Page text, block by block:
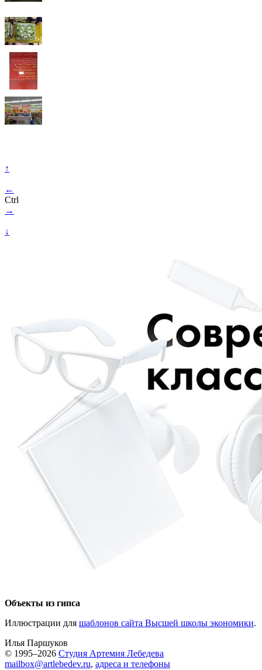
↑
←
Ctrl
→
↓
Объекты из гипса
Иллюстрации для шаблонов сайта Высшей школы экономики.
Илья Паршуков
© 1995–2026 Студия Артемия Лебедева
mailbox@artlebedev.ru, адреса и телефоны